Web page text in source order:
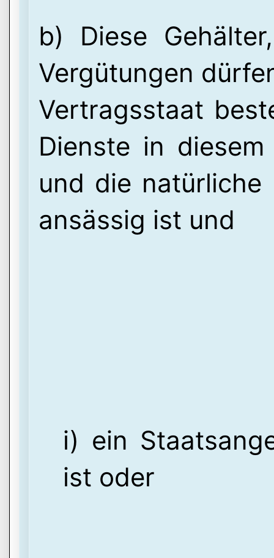
b) Diese
Vergütungen
Vertragsstaat
Dienste in
und die natürliche
ansässig ist und
i) ein
ist oder